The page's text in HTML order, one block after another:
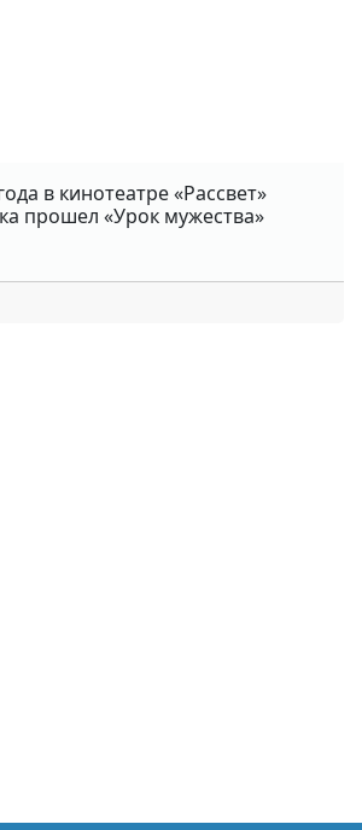
в кинотеатре «Рассвет»
прошел «Урок мужества»